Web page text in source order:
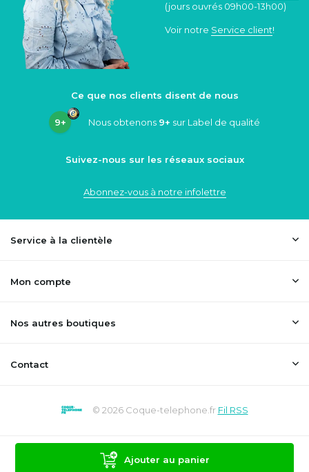
Ajouter au panier
(jours ouvrés 09h00-13h00)
Voir notre Service client!
Ce que nos clients disent de nous
9+ Nous obtenons 9+ sur Label de qualité
Suivez-nous sur les réseaux sociaux
Abonnez-vous à notre infolettre
Service à la clientèle
Mon compte
Nos autres boutiques
Contact
© 2026 Coque-telephone.fr Fil RSS